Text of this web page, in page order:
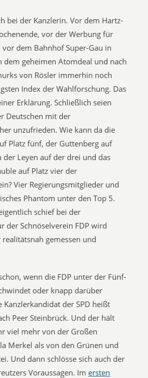
bei der Kanzlerin. Vor dem Hartz-
vor der Werbung für
dem Bahnhof Super-Gau in
dem geheimen Atomdeal und nach
von Rösler immerhin noch
Index der Wahlforschung. Das
Erklärung. Schließlich seien
Deutschen mit der
unzufrieden. Wie kann da die
Platz fünf, der Guttenberg auf
der Leyen auf der drei und das
auf Platz vier der
Vier Regierungsmitglieder und
Phantom unter den Top 5.
schief bei der
der Schnöselverein FDP wird
gemessen und
wenn die FDP unter der Fünf-
oder knapp darüber
Kanzlerkandidat der SPD heißt
Peer Steinbrück. Und der hält
viel mehr von der Großen
Merkel als von den Grünen und
Und dann schlösse sich auch der
Voraussagen. Imersten